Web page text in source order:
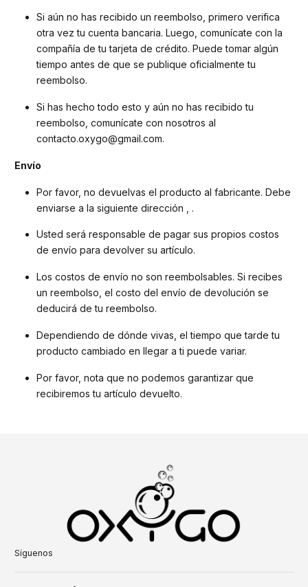
Si aún no has recibido un reembolso, primero verifica
otra vez tu cuenta bancaria. Luego, comunícate con la
compañía de tu tarjeta de crédito. Puede tomar algún
tiempo antes de que se publique oficialmente tu
reembolso.
Si has hecho todo esto y aún no has recibido tu
reembolso, comunícate con nosotros al
contacto.oxygo@gmail.com.
Envío
Por favor, no devuelvas el producto al fabricante. Debe
enviarse a la siguiente dirección , .
Usted será responsable de pagar sus propios costos
de envío para devolver su artículo.
Los costos de envío no son reembolsables. Si recibes
un reembolso, el costo del envío de devolución se
deducirá de tu reembolso.
Dependiendo de dónde vivas, el tiempo que tarde tu
producto cambiado en llegar a ti puede variar.
Por favor, nota que no podemos garantizar que
recibiremos tu artículo devuelto.
Síguenos